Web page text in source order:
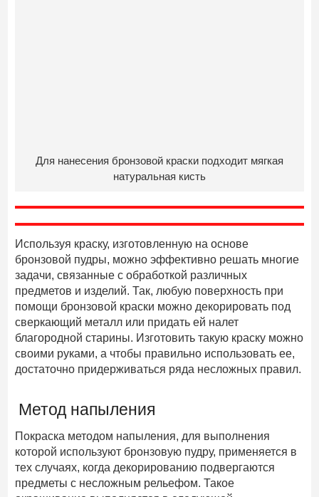
Для нанесения бронзовой краски подходит мягкая
натуральная кисть
Используя краску, изготовленную на основе
бронзовой пудры, можно эффективно решать многие
задачи, связанные с обработкой различных
предметов и изделий. Так, любую поверхность при
помощи бронзовой краски можно декорировать под
сверкающий металл или придать ей налет
благородной старины. Изготовить такую краску можно
своими руками, а чтобы правильно использовать ее,
достаточно придерживаться ряда несложных правил.
Метод напыления
Покраска методом напыления, для выполнения
которой используют бронзовую пудру, применяется в
тех случаях, когда декорированию подвергаются
предметы с несложным рельефом. Такое